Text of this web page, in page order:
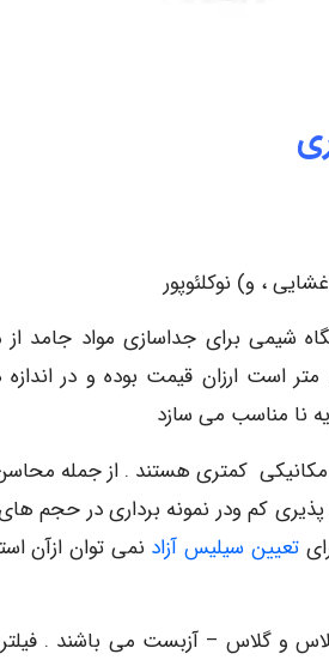
، و) نوکلئوپور
شیمی برای جداسازی مواد جامد از
.حجم خاکستر آنها کم است و ضخامت آنها کمتر از25/0 میلی متر است ارزان قیمت بوده و در
نا مناسب می سازد
مکانیکی کمتری هستند . از جمله
کم ودر نمونه برداری در حجم های
تعیین سیلیس آزاد نمی توان ازآن
و گلاس – آزبست می باشند .